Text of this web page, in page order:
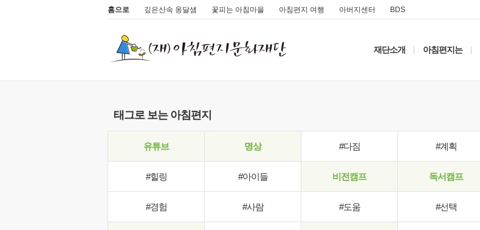
홈으로 깊은산속 옹달샘 꽃피는 아침마을 아침편지 여행 아버지센터 BDS
재단소개 아침편지는
태그로 보는 아침편지
유튜브 명상 #다짐 #계획
#힐링 #아이들 비전캠프 독서캠프
#경험 #사람 #도움 #선택